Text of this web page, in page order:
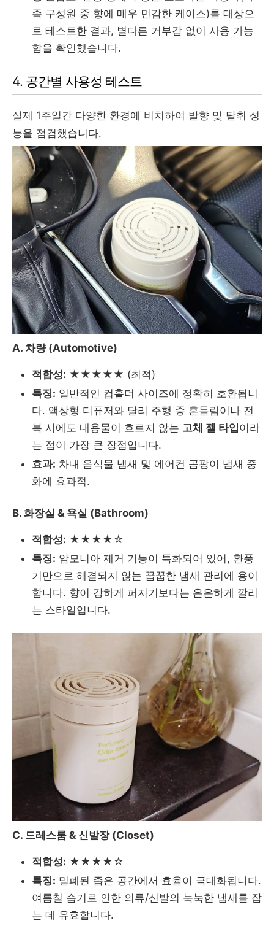
족 구성원 중 향에 매우 민감한 케이스)를 대상으
로 테스트한 결과, 별다른 거부감 없이 사용 가능
함을 확인했습니다.
4. 공간별 사용성 테스트
실제 1주일간 다양한 환경에 비치하여 발향 및 탈취 성
능을 점검했습니다.
A. 차량 (Automotive)
적합성: ★★★★★ (최적)
특징: 일반적인 컵홀더 사이즈에 정확히 호환됩니
다. 액상형 디퓨저와 달리 주행 중 흔들림이나 전
복 시에도 내용물이 흐르지 않는 고체 젤 타입이라
는 점이 가장 큰 장점입니다.
효과: 차내 음식물 냄새 및 에어컨 곰팡이 냄새 중
화에 효과적.
B. 화장실 & 욕실 (Bathroom)
적합성: ★★★★☆
특징: 암모니아 제거 기능이 특화되어 있어, 환풍
기만으로 해결되지 않는 꿉꿉한 냄새 관리에 용이
합니다. 향이 강하게 퍼지기보다는 은은하게 깔리
는 스타일입니다.
C. 드레스룸 & 신발장 (Closet)
적합성: ★★★★☆
특징: 밀폐된 좁은 공간에서 효율이 극대화됩니다.
여름철 습기로 인한 의류/신발의 눅눅한 냄새를 잡
는 데 유효합니다.